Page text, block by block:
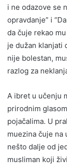
i ne odazove se
opravdanje” i
da čuje rekao
je dužan klanjati
nije bolestan,
razlog za
A ibret u učenju
prirodnim
pojačalima. U
muezina čuje na
nešto dalje od
musliman koji